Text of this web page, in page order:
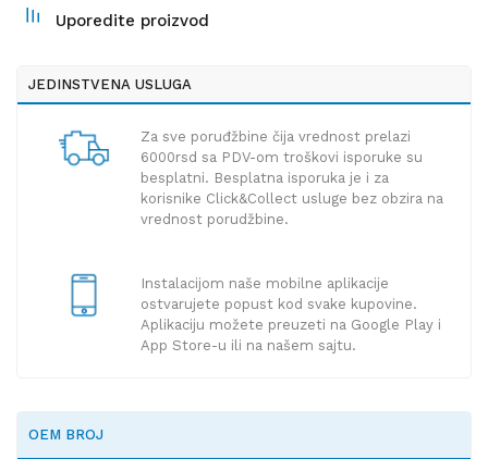
Uporedite proizvod
JEDINSTVENA USLUGA
Za sve poruđžbine čija vrednost prelazi
6000rsd sa PDV-om troškovi isporuke su
besplatni. Besplatna isporuka je i za
korisnike Click&Collect usluge bez obzira na
vrednost porudžbine.
Instalacijom naše mobilne aplikacije
ostvarujete popust kod svake kupovine.
Aplikaciju možete preuzeti na Google Play i
App Store-u ili na našem sajtu.
OEM BROJ